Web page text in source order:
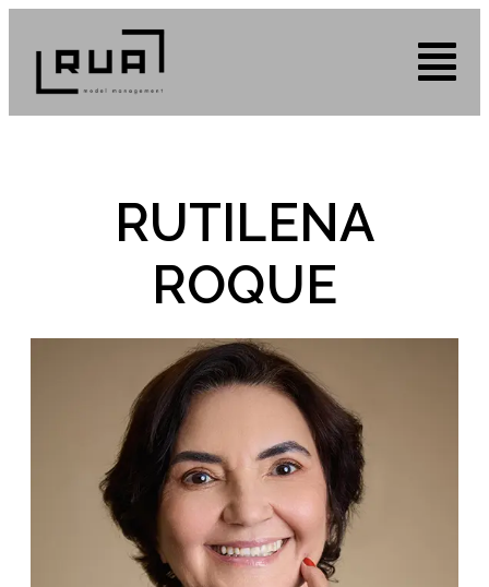
RUTILENA
ROQUE